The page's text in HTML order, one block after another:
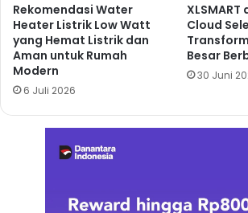
Rekomendasi Water
Heater Listrik Low Watt
yang Hemat Listrik dan
Aman untuk Rumah
Modern
6 Juli 2026
Cloud
Besar
30 Juni